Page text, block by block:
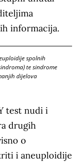
informacija.
spolnih
te sindrome
dijelova
test nudi i
drugih
o
i aneuploidije